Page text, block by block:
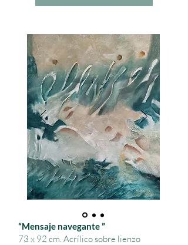
“Mensaje navegante ”
73 x 92 cm. Acrílico sobre lienzo